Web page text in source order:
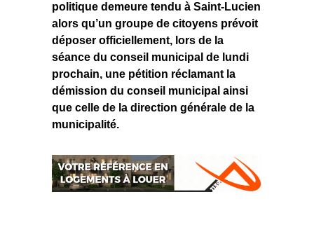
politique demeure tendu à Saint-Lucien
alors qu’un groupe de citoyens prévoit
déposer officiellement, lors de la
séance du conseil municipal de lundi
prochain, une pétition réclamant la
démission du conseil municipal ainsi
que celle de la direction générale de la
municipalité.